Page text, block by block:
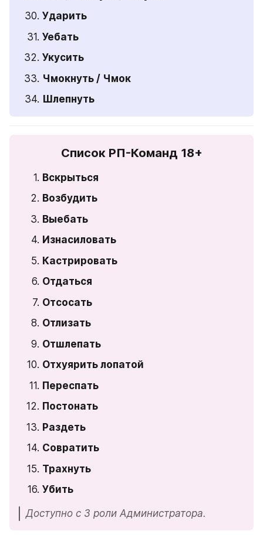
Ударить
Уебать
Укусить
Чмокнуть / Чмок
Шлепнуть
Список РП-Команд 18+
Вскрыться
Возбудить
Выебать
Изнасиловать
Кастрировать
Отдаться
Отсосать
Отлизать
Отшлепать
Отхуярить лопатой
Переспать
Постонать
Раздеть
Совратить
Трахнуть
Убить
Доступно с 3 роли Администратора.